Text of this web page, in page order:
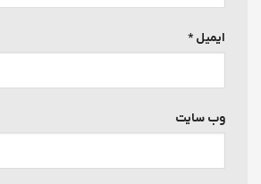
ایمیل*
وب‌ سایت